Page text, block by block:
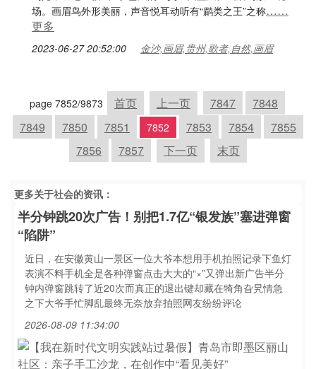
场。画眉鸟外形美丽，声音悦耳动听有“鹛类之王”之称……
更多
2023-06-27 20:52:00 金沙,画眉,贵州,歌者,自然,画眉
page 7852/9873 首页 上一页 7847
7848
7849
7850 7851 7852 7853 7854
7855
7856
7857 下一页 末页
更多关于社会的资讯：
半分钟跳20次广告！别把1.7亿“银发族”塞进弹窗
“陷阱”
近日，在安徽黄山一景区一位大爷本想用手机拍照记录下鱼灯
表演不料手机全是各种弹窗点击大大的“×”又弹出新广告半分
钟内弹窗跳转了近20次而真正的退出键却藏在犄角旮旯情急
之下大爷手忙脚乱最终无奈放弃拍照网友纷纷评论
2026-08-09 11:34:00